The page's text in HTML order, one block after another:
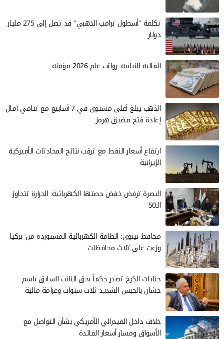
تكلفة "أسطول ترامب الذهبي" قد تصل إلى 275 مليار
دولار
المالية النيابية: رواتب عام 2026 مؤمنة
الذهب يبلغ أعلى مستوى في 7 أسابيع مع تنامي آمال
إعادة فتح مضيق هرمز
ارتفاع أسعار النفط مع ترقب نتائج المحادثات الأميركية
الإيرانية
البصرة ترفض خفض حصتها الكهربائية: الحرارة تتجاوز
الـ50
محافظ نينوى: الطاقة الكهربائية المستوردة من تركيا
وزعت على ثلاث محافظات
جنايات الكرخ تصدر حكماً بحق النائب السابق باسم
خشان بالحبس الشديد ثلاث سنوات وغرامة مالية
خلاف داخل الفيدرالي الأمريكي بشأن التواصل مع
الأسواق ومسار أسعار الفائدة